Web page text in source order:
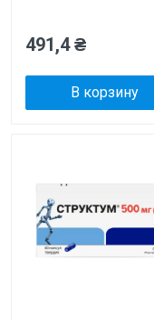
491,4 ₴
В корзину